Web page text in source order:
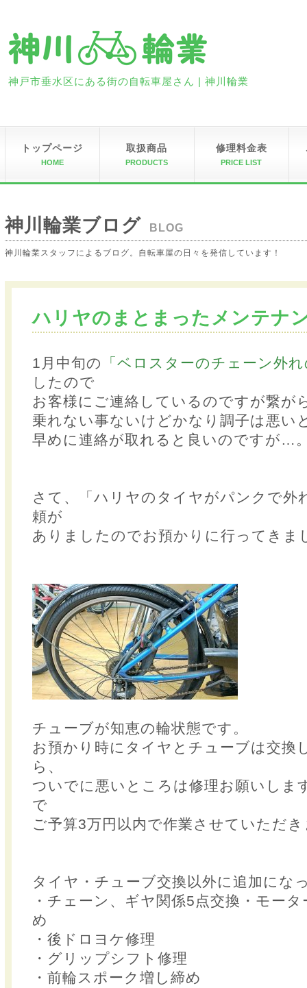
神戸市垂水区にある街の自転車屋さん | 神川輪業
トップページ
HOME
取扱商品
PRODUCTS
修理料金表
PRICE LIST
神川輪業ブログ BLOG
神川輪業スタッフによるブログ。自転車屋の日々を発信しています！
ハリヤのまとまったメンテナ
1月中旬の
「ベロスターのチェーン外
したので
お客様にご連絡しているのですが繋が
乗れない事ないけどかなり調子は悪い
早めに連絡が取れると良いのですが…
さて、「ハリヤのタイヤがパンクで外
頼が
ありましたのでお預かりに行ってきま
チューブが知恵の輪状態です。
お預かり時にタイヤとチューブは交換
ら、
ついでに悪いところは修理お願いしま
で
ご予算3万円以内で作業させていただ
タイヤ・チューブ交換以外に追加にな
・チェーン、ギヤ関係5点交換・モー
め
・後ドロヨケ修理
・グリップシフト修理
・前輪スポーク増し締め